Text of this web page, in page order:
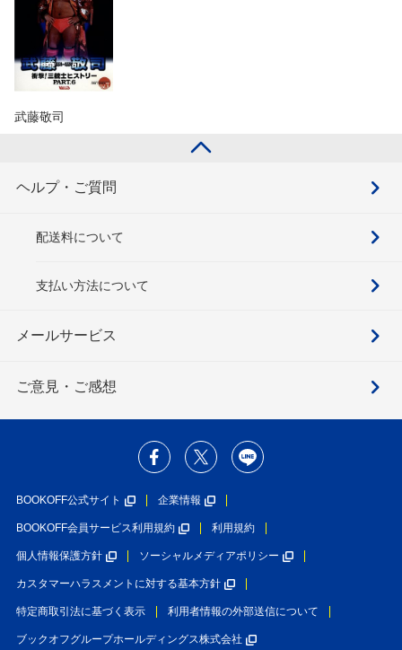
武藤敬司
ヘルプ・ご質問
配送料について
支払い方法について
メールサービス
ご意見・ご感想
BOOKOFF公式サイト 企業情報
BOOKOFF会員サービス利用規約 利用規約
個人情報保護方針 ソーシャルメディアポリシー
カスタマーハラスメントに対する基本方針
特定商取引法に基づく表示 利用者情報の外部送信について
ブックオフグループホールディングス株式会社